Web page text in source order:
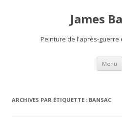
James
Peinture de l'après-guerre
Menu
ARCHIVES PAR ÉTIQUETTE : BANSAC